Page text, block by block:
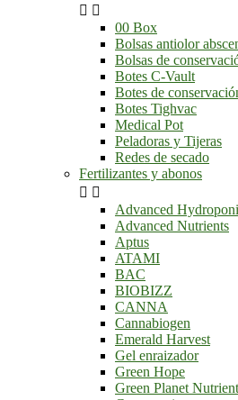
 
00 Box
Bolsas antiolor
Bolsas de
Botes C-Vault
Botes de
Botes Tighvac
Medical Pot
Peladoras y Tijeras
Redes de secado
Fertilizantes y abonos
 
Advanced
Advanced Nutrients
Aptus
ATAMI
BAC
BIOBIZZ
CANNA
Cannabiogen
Emerald Harvest
Gel enraizador
Green Hope
Green Planet